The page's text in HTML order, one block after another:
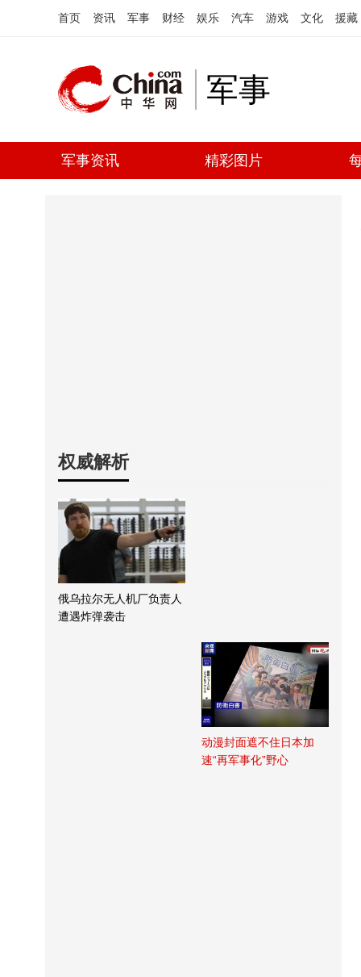
首页 资讯 军事 财经 娱乐 汽车 游戏 文化 援藏
军事
军事资讯 精彩图片
权威解析
俄乌拉尔无人机厂负责人
遭遇炸弹袭击
动漫封面遮不住日本加
速“再军事化”野心